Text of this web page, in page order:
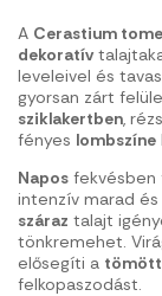
A Cerastium
dekoratív
leveleivel és
gyorsan zárt
sziklakertben,
fényes lombszíne
Napos fekvésben
intenzív marad és
száraz talajt
tönkremehet.
elősegíti a tömött
felkopaszodást.